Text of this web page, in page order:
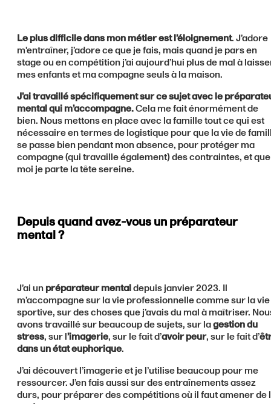
Le plus difficile dans mon métier est l’éloignement. J’adore
m'entraîner, j’adore ce que je fais, mais quand je pars en
stage ou en compétition j’ai aujourd’hui plus de mal à
mes enfants et ma compagne seuls à la maison.
J’ai travaillé spécifiquement sur ce sujet avec le
mental qui m’accompagne.Cela me fait énormément de
bien. Nous mettons en place avec la famille tout ce qui est
nécessaire en termes de logistique pour que la vie de
se passe bien pendant mon absence, pour protéger ma
compagne (qui travaille également) des contraintes, et que
moi je parte la tête sereine.
Depuis quand avez-vous un préparateur
mental ?
J’ai unpréparateur mentaldepuis janvier 2023. Il
m’accompagne sur la vie professionnelle comme sur la vie
sportive, sur des choses que j’avais du mal à maîtriser.
avons travaillé sur beaucoup de sujets, sur lagestion du
stress, sur l’imagerie, sur le fait d’avoir peur, sur le fait d’
dans un état euphorique.
J’ai découvert l’imagerie et je l’utilise beaucoup pour me
ressourcer. J’en fais aussi sur des entraînements assez
durs, pour préparer des compétitions où il faut amener de